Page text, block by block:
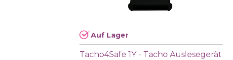
Auf Lager
Tacho4Safe 1Y - Tacho Auslesegerät